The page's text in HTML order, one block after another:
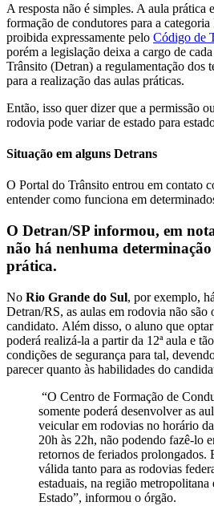
A resposta não é simples. A aula prática
formação de condutores para a
proibida expressamente pelo Código de
porém a legislação deixa a cargo de
Trânsito (Detran) a regulamentação dos
para a realização das aulas práticas.
Então, isso quer dizer que a permissão
rodovia pode variar de estado para
Situação em alguns Detrans
O Portal do Trânsito entrou em contato
entender como funciona em
O Detran/SP informou, em
não há nenhuma
prática.
No Rio Grande do Sul, por exemplo,
Detran/RS, as aulas em rodovia não são
candidato. Além disso, o aluno que
poderá realizá-la a partir da 12ª aula e
condições de segurança para tal,
parecer quanto às habilidades do
“O Centro de Formação de
somente poderá desenvolver as
veicular em rodovias no horário
20h às 22h, não podendo fazê-lo
retornos de feriados prolongados.
válida tanto para as rodovias
estaduais, na região
Estado”, informou o órgão.